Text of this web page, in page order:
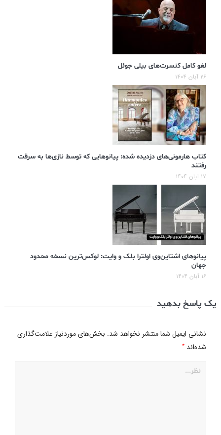
لغو کامل کنسرت‌های بیلی جوئل
۲۶ آبان ۱۴۰۴
کتاب هارمونی‌های دزدیده شده: پیانوهایی که توسط نازی‌ها به سرقت
رفتند
۱۷ آبان ۱۴۰۴
پیانوهای اشتاین‌وی اولترا بلک و وایت: لوکس‌ترین نسخه محدود
جهان
۱۶ آبان ۱۴۰۴
یک پاسخ بدهید
نشانی ایمیل شما منتشر نخواهد شد. بخش‌های موردنیاز علامت‌گذاری
شده‌اند *